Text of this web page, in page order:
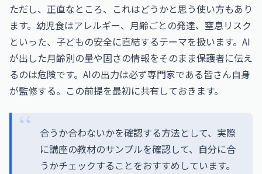
ただし、正直なところ、これはどうかと思う使い方もあり
ます。幼児食はアレルギー、月齢ごとの発達、窒息リスク
といった、子どもの安全に直結するテーマを扱います。AI
が出した月齢別の量や固さの情報をそのまま保護者に伝え
るのは危険です。AIの出力は必ず専門家である皆さん自身
が監修する。この前提を最初に共有しておきます。
合うか合わないかを確認する方法として、実際
に講座の教材のサンプルを確認して、自分に合
うかチェックすることをおすすめしています。